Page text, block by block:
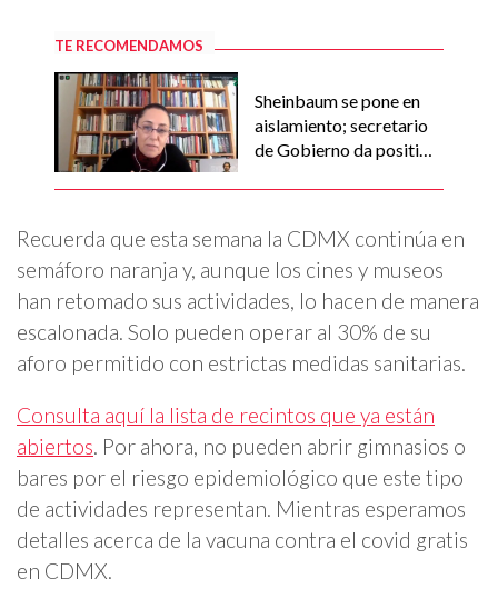
TE RECOMENDAMOS
Sheinbaum se pone en
aislamiento; secretario
de Gobierno da positivo
Recuerda que esta semana la CDMX continúa en
semáforo naranja y, aunque los cines y museos
han retomado sus actividades, lo hacen de manera
escalonada. Solo pueden operar al 30% de su
aforo permitido con estrictas medidas sanitarias.
Consulta aquí la lista de recintos que ya están
abiertos. Por ahora, no pueden abrir gimnasios o
bares por el riesgo epidemiológico que este tipo
de actividades representan. Mientras esperamos
detalles acerca de la vacuna contra el covid gratis
en CDMX.